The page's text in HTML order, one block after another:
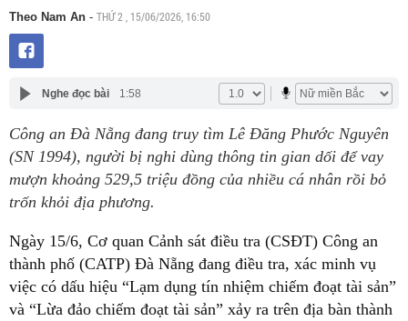
Theo Nam An - THỨ 2 , 15/06/2026, 16:50
Nghe đọc bài 1:58
Công an Đà Nẵng đang truy tìm Lê Đăng Phước Nguyên
(SN 1994), người bị nghi dùng thông tin gian dối để vay
mượn khoảng 529,5 triệu đồng của nhiều cá nhân rồi bỏ
trốn khỏi địa phương.
Ngày 15/6, Cơ quan Cảnh sát điều tra (CSĐT) Công an
thành phố (CATP) Đà Nẵng đang điều tra, xác minh vụ
việc có dấu hiệu “Lạm dụng tín nhiệm chiếm đoạt tài sản”
và “Lừa đảo chiếm đoạt tài sản” xảy ra trên địa bàn thành